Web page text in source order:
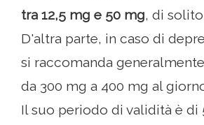
tra 12,5 mg e 50 mg, di
D'altra parte, in caso di
si raccomanda
da 300 mg a 400 mg al
Il suo periodo di validità è di